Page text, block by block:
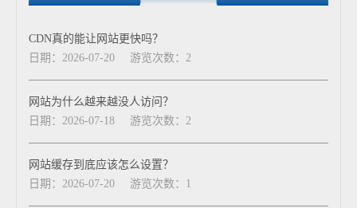
CDN真的能让网站更快吗？
日期：2026-07-20
游览次数：2
网站为什么越来越没人访问？
日期：2026-07-18
游览次数：2
网站缓存到底应该怎么设置？
日期：2026-07-20
游览次数：1